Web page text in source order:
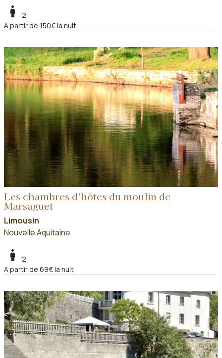
boy
2
A partir de 150€ la nuit
Les chambres d'hôtes du moulin de
Marsaguet
Limousin
Nouvelle Aquitaine
boy
2
A partir de 69€ la nuit